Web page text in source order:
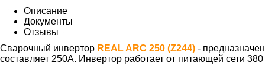
Описание
Документы
Отзывы
Сварочный инвертор REAL ARC 250 (Z244) -
составляет 250А. Инвертор работает от питающей сети